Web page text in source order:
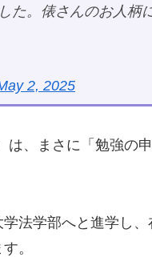
た。俵さんのお人柄
2, 2025
、まさに「勉強の
法学部へと進学し
。